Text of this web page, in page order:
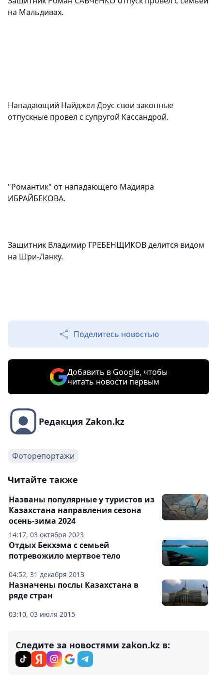
на Мальдивах.
Нападающий Найджел Доус свои законные
отпускные провел с супругой Кассандрой.
"Романтик" от нападающего Мадияра
ИБРАЙБЕКОВА.
Защитник Владимир ГРЕБЕНЩИКОВ делится видом
на Шри-Ланку.
Поделитесь новостью
Добавить в Google, чтобы
читать новости первым
Редакция Zakon.kz
Фоторепортажи
Читайте также
14:17, 03 октября 2023
Названы популярные у туристов из
Казахстана направления сезона
осень-зима 2024
04:52, 31 декабря 2013
Отдых Бекхэма с семьей
потревожило мертвое тело
03:10, 03 июля 2015
Назначены послы Казахстана в
ряде стран
Следите за новостями zakon.kz в: